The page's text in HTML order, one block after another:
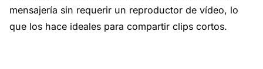
mensajería sin requerir un reproductor de vídeo, lo
que los hace ideales para compartir clips cortos.